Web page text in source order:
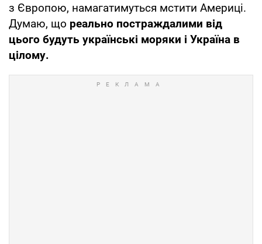
з Європою, намагатимуться мстити Америці.
Думаю, що реально постраждалими від
цього будуть українські моряки і Україна в
цілому.